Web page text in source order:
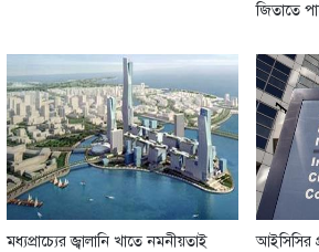
জিতাতে
মধ্যপ্রাচ্যের জ্বালানি খাতে নমনীয়তাই
আইসিসির